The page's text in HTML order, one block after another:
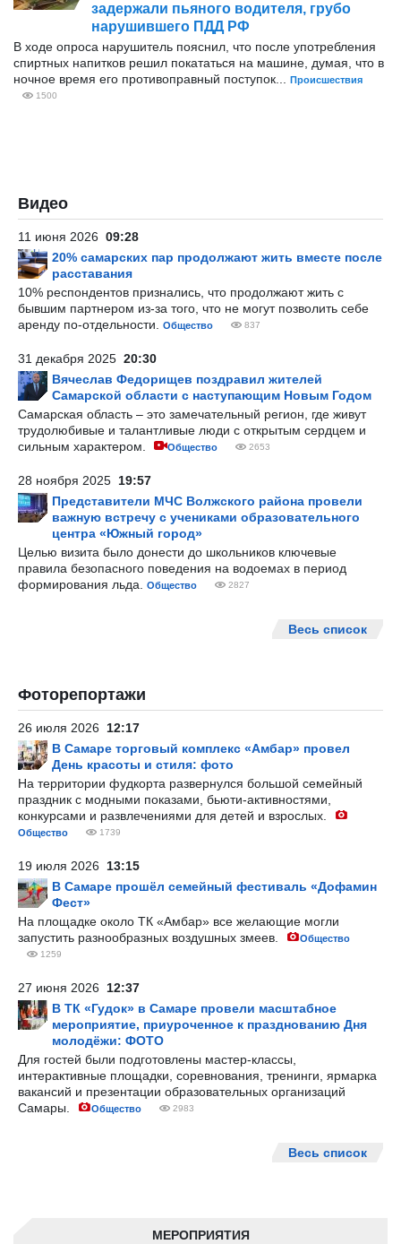
МЕРОПРИЯТИЯ
задержали пьяного водителя, грубо
нарушившего ПДД РФ
В ходе опроса нарушитель пояснил, что после употребления
спиртных напитков решил покататься на машине, думая, что в
ночное время его противоправный поступок...
Происшествия
1500
Видео
11 июня 2026 09:28
20% самарских пар продолжают жить вместе после
расставания
10% респондентов признались, что продолжают жить с
бывшим партнером из-за того, что не могут позволить себе
аренду по-отдельности.
Общество 837
31 декабря 2025 20:30
Вячеслав Федорищев поздравил жителей
Самарской области с наступающим Новым Годом
Самарская область – это замечательный регион, где живут
трудолюбивые и талантливые люди с открытым сердцем и
сильным характером.
Общество 2653
28 ноября 2025 19:57
Представители МЧС Волжского района провели
важную встречу с учениками образовательного
центра «Южный город»
Целью визита было донести до школьников ключевые
правила безопасного поведения на водоемах в период
формирования льда.
Общество 2827
Весь список
Фоторепортажи
26 июля 2026 12:17
В Самаре торговый комплекс «Амбар» провел
День красоты и стиля: фото
На территории фудкорта развернулся большой семейный
праздник с модными показами, бьюти-активностями,
конкурсами и развлечениями для детей и взрослых.
Общество 1739
19 июля 2026 13:15
В Самаре прошёл семейный фестиваль «Дофамин
Фест»
На площадке около ТК «Амбар» все желающие могли
запустить разнообразных воздушных змеев.
Общество
1259
27 июня 2026 12:37
В ТК «Гудок» в Самаре провели масштабное
мероприятие, приуроченное к празднованию Дня
молодёжи: ФОТО
Для гостей были подготовлены мастер-классы,
интерактивные площадки, соревнования, тренинги, ярмарка
вакансий и презентации образовательных организаций
Самары.
Общество 2983
Весь список